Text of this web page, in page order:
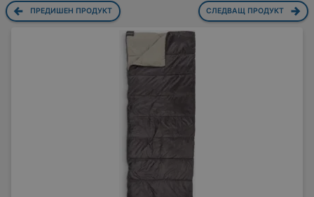
ПРЕДИШЕН ПРОДУКТ СЛЕДВАЩ ПРОДУКТ